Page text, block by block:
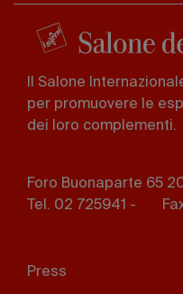
Il Salone
per promuovere le
dei loro complementi.
Foro Buonaparte 65
Tel. 02 725941 -
menu
Press